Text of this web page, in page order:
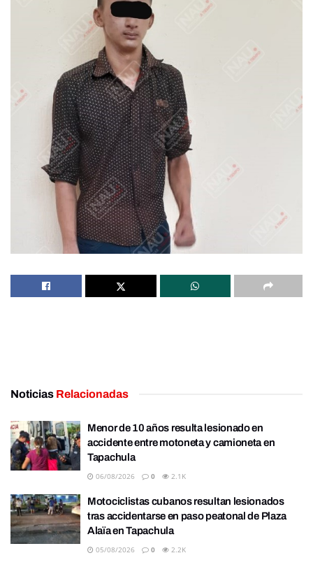
Noticias Relacionadas
Menor de 10 años resulta lesionado en
accidente entre motoneta y camioneta en
Tapachula
06/08/2026 0 2.1K
Motociclistas cubanos resultan lesionados
tras accidentarse en paso peatonal de Plaza
Alaïa en Tapachula
05/08/2026 0 2.2K